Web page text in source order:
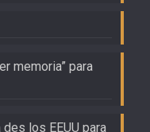
memoria” para
los EEUU para